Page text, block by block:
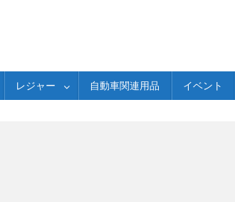
レジャー 自動車関連用品 イベント